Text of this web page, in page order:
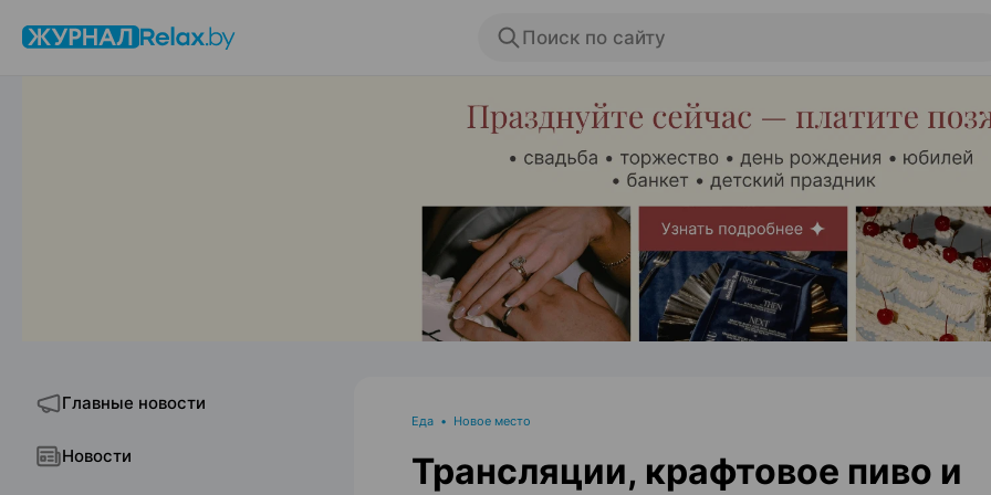
Поиск по сайту
ЭФФЕКТИВНАЯ РЕКЛАМА НА САЙТЕ
Главные новости
Новости
Еда • Новое место
Трансляции, крафтовое пиво и